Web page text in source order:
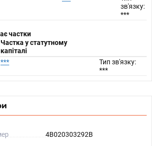
зв'язку:
***
частки
Частка у статутному
капіталі
***
Тип зв'язку:
***
4B020303292B